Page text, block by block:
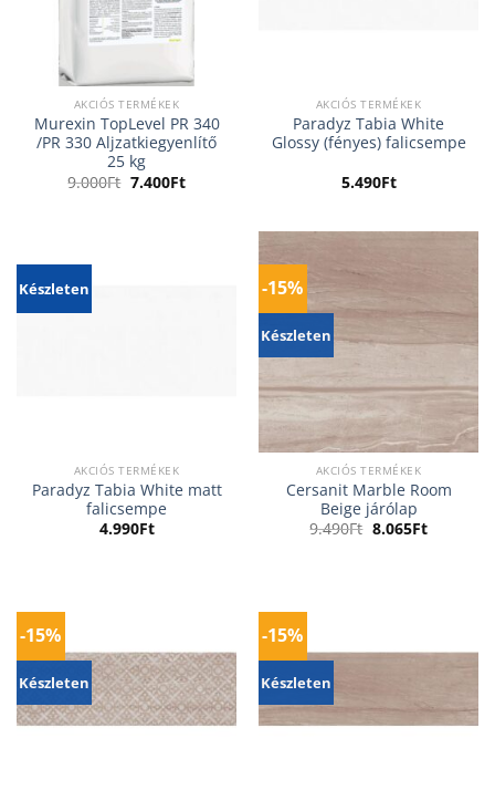
AKCIÓS TERMÉKEK
Murexin TopLevel PR 340
/PR 330 Aljzatkiegyenlítő
25 kg
9.000Ft Original
price
7.400FtCurrent
price
AKCIÓS TERMÉKEK
Paradyz Tabia White
Glossy (fényes) falicsempe
5.490Ft
Készleten
AKCIÓS TERMÉKEK
Paradyz Tabia White matt
falicsempe
4.990Ft
-15%
Készleten
AKCIÓS TERMÉKEK
Cersanit Marble Room
Beige járólap
9.490Ft Original
8.065FtCurrent
-15%
Készleten
-15%
Készleten